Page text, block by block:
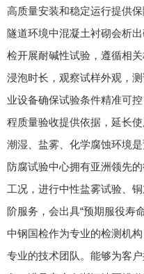
高质量安装和稳定运行提供保
隧道环境中混凝土衬砌会析
检开展耐碱性试验，遵循相
浸泡时长，观察试样外观，
业设备确保试验条件精准可
程质量验收提供依据，延长使
潮湿、盐雾、化学腐蚀环境
防腐试验中心拥有亚洲领先
工况，进行中性盐雾试验、
阶服务，会出具“预期服役寿
中钢国检作为专业的检测机
专业的技术团队。能够为客